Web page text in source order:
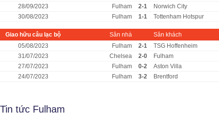
28/09/2023
Fulham 2-1
Norwich City
30/08/2023
Fulham 1-1 Tottenham Hotspur
Giao hữu câu lạc bộ Sân nhà
Sân khách
05/08/2023
Fulham 2-1
TSG Hoffenheim
31/07/2023
Chelsea 2-0
Fulham
27/07/2023
Fulham 0-2
Aston Villa
24/07/2023
Fulham 3-2 Brentford
Tin tức Fulham